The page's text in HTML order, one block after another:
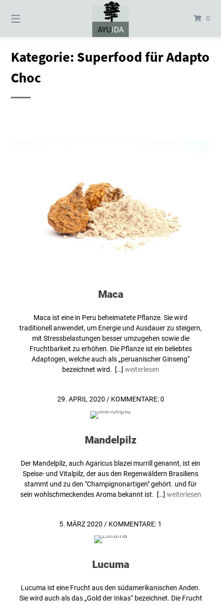
zum
Inhalt
0
Kategorie: Superfood für Adapto
Choc
Maca
Maca ist eine in Peru beheimatete Pflanze. Sie wird
traditionell anwendet, um Energie und Ausdauer zu steigern,
mit Stressbelastungen besser umzugehen sowie die
Fruchtbarkeit zu erhöhen. Die Pflanze ist ein beliebtes
Adaptogen, welche auch als „peruanischer Ginseng“
bezeichnet wird. […] weiterlesen
29. APRIL 2020 /KOMMENTARE: 0
Mandelpilz
Der Mandelpilz, auch Agaricus blazei murrill genannt, ist ein
Speise- und Vitalpilz, der aus den Regenwäldern Brasiliens
stammt und zu den "Champignonartigen" gehört. und für
sein wohlschmeckendes Aroma bekannt ist. […] weiterlesen
5. MÄRZ 2020 / KOMMENTARE: 1
Lucuma
Lucuma ist eine Frucht aus den südamerikanischen Anden.
Sie wird auch als das „Gold der Inkas“ bezeichnet. Die Frucht